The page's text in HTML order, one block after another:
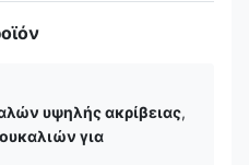
υψηλής ακρίβειας,
για